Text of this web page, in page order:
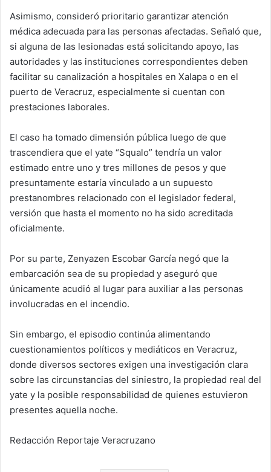
Asimismo, consideró prioritario garantizar atención
médica adecuada para las personas afectadas. Señaló que,
si alguna de las lesionadas está solicitando apoyo, las
autoridades y las instituciones correspondientes deben
facilitar su canalización a hospitales en Xalapa o en el
puerto de Veracruz, especialmente si cuentan con
prestaciones laborales.
El caso ha tomado dimensión pública luego de que
trascendiera que el yate “Squalo” tendría un valor
estimado entre uno y tres millones de pesos y que
presuntamente estaría vinculado a un supuesto
prestanombres relacionado con el legislador federal,
versión que hasta el momento no ha sido acreditada
oficialmente.
Por su parte, Zenyazen Escobar García negó que la
embarcación sea de su propiedad y aseguró que
únicamente acudió al lugar para auxiliar a las personas
involucradas en el incendio.
Sin embargo, el episodio continúa alimentando
cuestionamientos políticos y mediáticos en Veracruz,
donde diversos sectores exigen una investigación clara
sobre las circunstancias del siniestro, la propiedad real del
yate y la posible responsabilidad de quienes estuvieron
presentes aquella noche.
Redacción Reportaje Veracruzano